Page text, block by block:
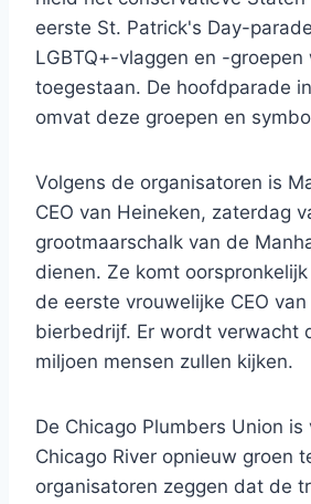
eerste St. Patrick's Day-
LGBTQ+-vlaggen en -groepen
toegestaan. De hoofdparade
omvat deze groepen en
Volgens de organisatoren is
CEO van Heineken, zaterdag
grootmaarschalk van de
dienen. Ze komt
de eerste vrouwelijke CEO
bierbedrijf. Er wordt verwacht
miljoen mensen zullen kijken.
De Chicago Plumbers Union is
Chicago River opnieuw groen
organisatoren zeggen dat de